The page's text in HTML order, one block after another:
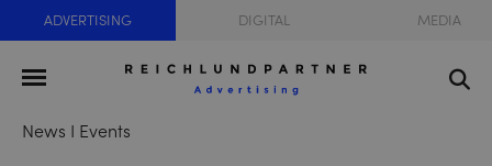
ADVERTISING DIGITAL MEDIA
News I Events